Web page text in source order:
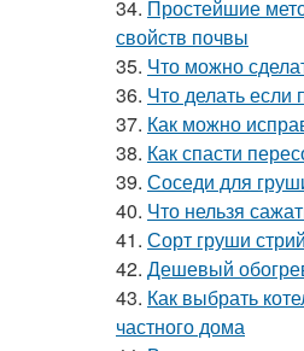
34. Простейшие
свойств почвы
35. Что можно
36. Что делать
37. Как можно
38. Как спасти
39. Соседи для
40. Что нельзя
41. Сорт груши
42. Дешевый
43. Как выбрать
частного дома